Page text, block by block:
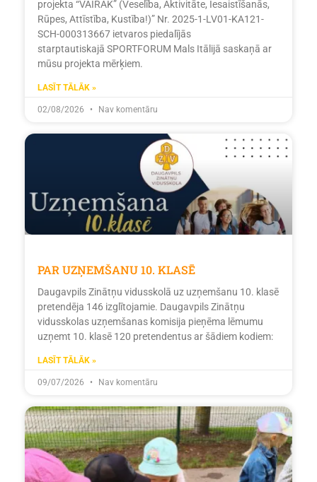
projekta “VAIRĀK” (Veselība, Aktivitāte, Iesaistīšanās,
Rūpes, Attīstība, Kustība!)” Nr. 2025-1-LV01-KA121-
SCH-000313667 ietvaros piedalījās
starptautiskajā SPORTFORUM Mals Itālijā saskaņā ar
mūsu projekta mērķiem.
LASĪT TĀLĀK »
02/08/2026 Nav komentāru
PAR UZŅEMŠANU 10. KLASĒ
Daugavpils Zinātņu vidusskolā uz uzņemšanu 10. klasē
pretendēja 146 izglītojamie. Daugavpils Zinātņu
vidusskolas uzņemšanas komisija pieņēma lēmumu
uzņemt 10. klasē 120 pretendentus ar šādiem kodiem:
LASĪT TĀLĀK »
09/07/2026 Nav komentāru